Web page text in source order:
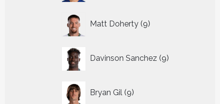
Matt Doherty 9
producten
Davinson Sanchez 9
producten
Bryan Gil 9
producten